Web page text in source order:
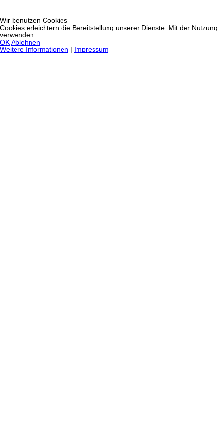
Wir benutzen Cookies
Cookies erleichtern die Bereitstellung unserer Dienste. Mit der
verwenden.
OK Ablehnen
Weitere Informationen
Impressum